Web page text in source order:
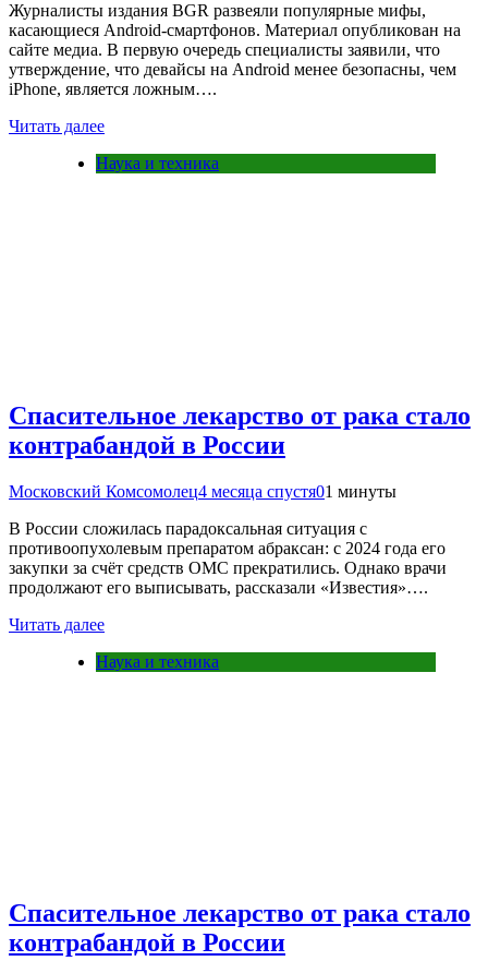
Журналисты издания BGR развеяли популярные мифы,
касающиеся Android-смартфонов. Материал опубликован на
сайте медиа. В первую очередь специалисты заявили, что
утверждение, что девайсы на Android менее безопасны, чем
iPhone, является ложным….
Читать далее
Наука и техника
Спасительное лекарство от рака стало
контрабандой в России
Московский Комсомолец4 месяца спустя01 минуты
В России сложилась парадоксальная ситуация с
противоопухолевым препаратом абраксан: с 2024 года его
закупки за счёт средств ОМС прекратились. Однако врачи
продолжают его выписывать, рассказали «Известия»….
Читать далее
Наука и техника
Спасительное лекарство от рака стало
контрабандой в России